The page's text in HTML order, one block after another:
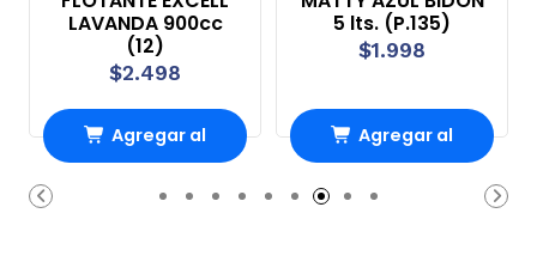
LAVANDA 900cc
(12)
$2.498
Agregar al
Carro
5 lts. (P.135)
$1.998
Agregar al
Carro